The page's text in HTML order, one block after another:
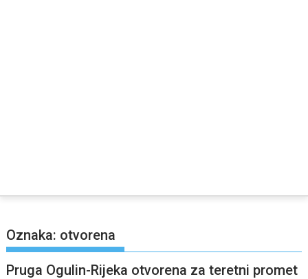
Oznaka: otvorena
Pruga Ogulin-Rijeka otvorena za teretni promet